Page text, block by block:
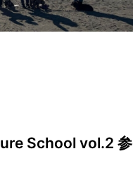
School vol.2 参